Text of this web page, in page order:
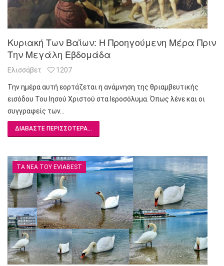
Κυριακή Των Βαΐων: Η Προηγούμενη Μέρα Πριν
Την Μεγάλη Εβδομάδα
Ελισσάβετ 1207
Την ημέρα αυτή εορτάζεται η ανάμνηση της θριαμβευτικής
εισόδου Του Ιησού Χριστού στα Ιεροσόλυμα. Όπως λένε και οι
συγγραφείς των…
ΔΙΑΒΆΣΤΕ ΠΕΡΙΣΣΌΤΕΡΑ...
ΤΑ ΝΈΑ ΤΟΥ EVIABEST